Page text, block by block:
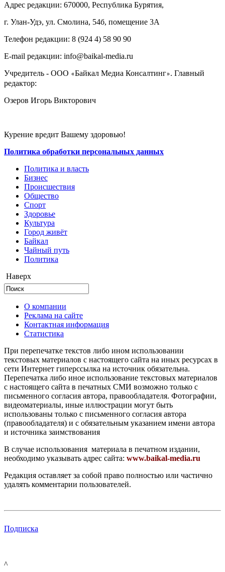
Адрес редакции: 670000, Республика Бурятия,
г. Улан-Удэ, ул. Смолина, 54б, помещение 3А
Телефон редакции: ‎‎8 (924 4) 58 90 90
E-mail редакции: info@baikal-media.ru
Учредитель - ООО «Байкал Медиа Консалтинг». Главный
редактор:
Озеров Игорь Викторович
Курение вредит Вашему здоровью!
Политика обработки персональных данных
Политика и власть
Бизнес
Происшествия
Общество
Cпорт
Здоровье
Культура
Город живёт
Байкал
Чайный путь
Политика
Наверх
О компании
Реклама на сайте
Контактная информация
Статистика
При перепечатке текстов либо ином использовании
текстовых материалов с настоящего сайта на иных ресурсах в
сети Интернет гиперссылка на источник обязательна.
Перепечатка либо иное использование текстовых материалов
с настоящего сайта в печатных СМИ возможно только с
письменного согласия автора, правообладателя. Фотографии,
видеоматериалы, иные иллюстрации могут быть
использованы только с письменного согласия автора
(правообладателя) и с обязательным указанием имени автора
и источника заимствования
В случае использования материала в печатном издании,
необходимо указывать адрес сайта: www.baikal-media.ru
Редакция оставляет за собой право полностью или частично
удалять комментарии пользователей.
Подписка
^